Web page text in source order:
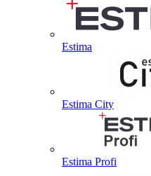
Estima
Estima City
Estima Profi